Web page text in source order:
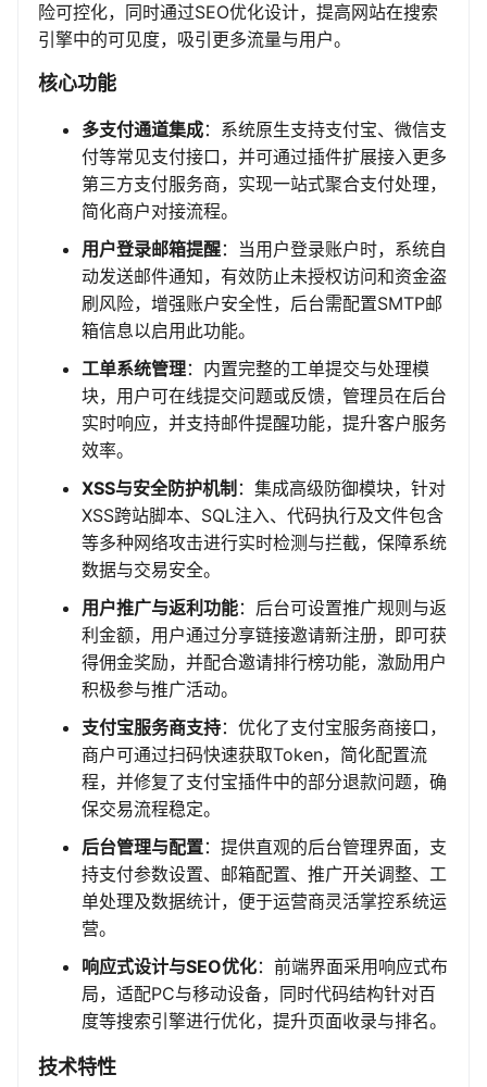
险可控化，同时通过SEO优化设计，提高网站在搜索
引擎中的可见度，吸引更多流量与用户。
核心功能
多支付通道集成：系统原生支持支付宝、微信支
付等常见支付接口，并可通过插件扩展接入更多
第三方支付服务商，实现一站式聚合支付处理，
简化商户对接流程。
用户登录邮箱提醒：当用户登录账户时，系统自
动发送邮件通知，有效防止未授权访问和资金盗
刷风险，增强账户安全性，后台需配置SMTP邮
箱信息以启用此功能。
工单系统管理：内置完整的工单提交与处理模
块，用户可在线提交问题或反馈，管理员在后台
实时响应，并支持邮件提醒功能，提升客户服务
效率。
XSS与安全防护机制 ：集成高级防御模块，针对
XSS跨站脚本、SQL注入、代码执行及文件包含
等多种网络攻击进行实时检测与拦截，保障系统
数据与交易安全。
用户推广与返利功能：后台可设置推广规则与返
利金额，用户通过分享链接邀请新注册，即可获
得佣金奖励，并配合邀请排行榜功能，激励用户
积极参与推广活动。
支付宝服务商支持：优化了支付宝服务商接口，
商户可通过扫码快速获取Token，简化配置流
程，并修复了支付宝插件中的部分退款问题，确
保交易流程稳定。
后台管理与配置：提供直观的后台管理界面，支
持支付参数设置、邮箱配置、推广开关调整、工
单处理及数据统计，便于运营商灵活掌控系统运
营。
响应式设计与SEO优化：前端界面采用响应式布
局，适配PC与移动设备，同时代码结构针对百
度等搜索引擎进行优化，提升页面收录与排名。
技术特性